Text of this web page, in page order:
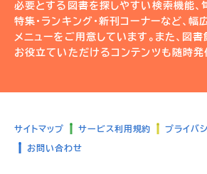
必要とする図書を探しやすい検索機能、
特集・ランキング・新刊コーナーなど、幅
メニューをご用意しています。また、図
お役立ていただけるコンテンツも随時発
サイトマップ サービス利用規約 プライバ
お問い合わせ